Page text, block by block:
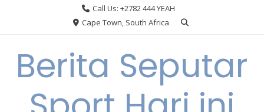
Call Us: +2782 444 YEAH
Cape Town, South Africa
Berita Seputar